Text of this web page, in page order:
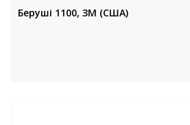
Беруші 1100, ЗМ (США)